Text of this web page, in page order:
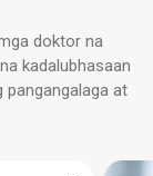
doktor na
kadalubhasaan
pangangalaga at